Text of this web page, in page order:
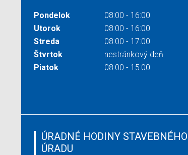
Pondelok
08:00 - 16:00
Utorok
08:00 - 16:00
Streda
08:00 - 17:00
Štvrtok
nestránkový deň
Piatok
08:00 - 15:00
ÚRADNÉ HODINY STAVEBNÉHO
ÚRADU